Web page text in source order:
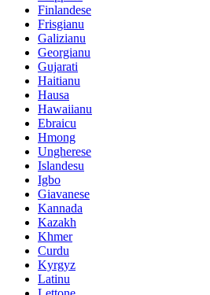
Finlandese
Frisgianu
Galizianu
Georgianu
Gujarati
Haitianu
Hausa
Hawaiianu
Ebraicu
Hmong
Ungherese
Islandesu
Igbo
Giavanese
Kannada
Kazakh
Khmer
Curdu
Kyrgyz
Latinu